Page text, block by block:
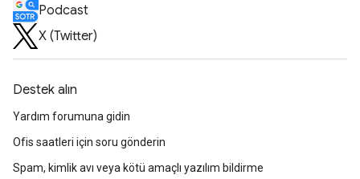
Podcast
X (Twitter)
Destek alın
Yardım forumuna gidin
Ofis saatleri için soru gönderin
Spam, kimlik avı veya kötü amaçlı yazılım bildirme